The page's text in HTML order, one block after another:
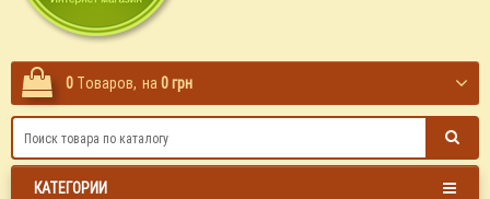
0 Tоваров, на 0 грн
КАТЕГОРИИ